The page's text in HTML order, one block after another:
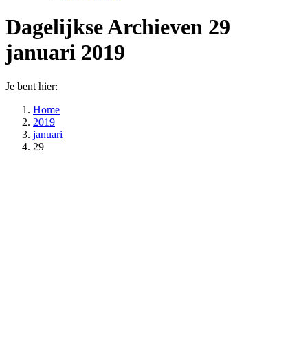
Dagelijkse Archieven 29
januari 2019
Je bent hier:
Home
2019
januari
29